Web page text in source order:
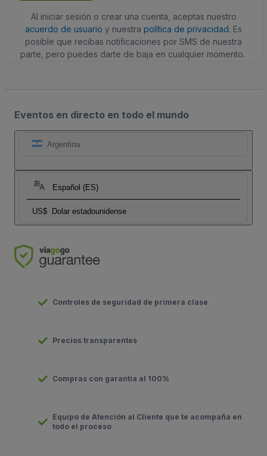
Al iniciar sesión o crear una cuenta, aceptas nuestro
acuerdo de usuario y nuestra política de privacidad. Es
posible que recibas notificaciones por SMS de nuestra
parte, pero puedes darte de baja en cualquier momento.
Eventos en directo en todo el mundo
Argentina
Español (ES)
US$ Dolar estadounidense
Controles de seguridad de primera clase
Precios transparentes
Compras con garantía al 100%
Equipo de Atención al Cliente que te acompaña en
todo el proceso